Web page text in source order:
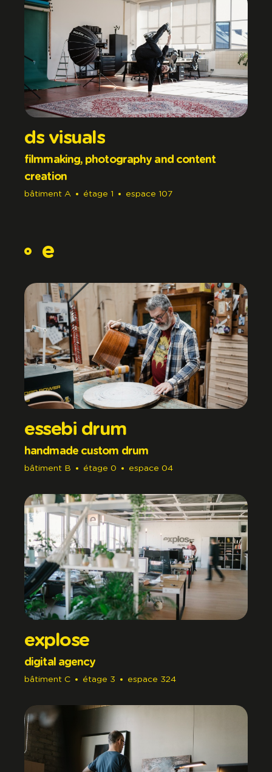
ds visuals
filmmaking, photography and content
creation
bâtiment A étage 1 espace 107
e
essebi drum
handmade custom drum
bâtiment B étage 0 espace 04
explose
digital agency
bâtiment C étage 3 espace 324